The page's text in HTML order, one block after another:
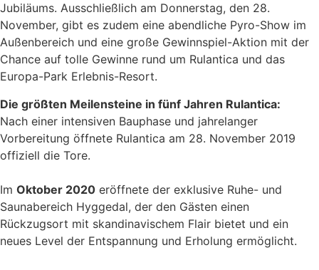
Jubiläums. Ausschließlich am Donnerstag, den 28.
November, gibt es zudem eine abendliche Pyro-Show im
Außenbereich und eine große Gewinnspiel-Aktion mit der
Chance auf tolle Gewinne rund um Rulantica und das
Europa-Park Erlebnis-Resort.
Die größten Meilensteine in fünf Jahren Rulantica:
Nach einer intensiven Bauphase und jahrelanger
Vorbereitung öffnete Rulantica am 28. November 2019
offiziell die Tore.
Im Oktober 2020 eröffnete der exklusive Ruhe- und
Saunabereich Hyggedal, der den Gästen einen
Rückzugsort mit skandinavischem Flair bietet und ein
neues Level der Entspannung und Erholung ermöglicht.